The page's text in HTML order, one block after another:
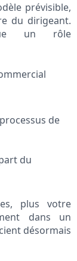
prévisible,
du dirigeant.
un rôle
de
du
plus votre
dans un
désormais